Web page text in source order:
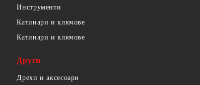
Инструменти
Катинари и ключове
Катинари и ключове
Други
Дрехи и аксесоари